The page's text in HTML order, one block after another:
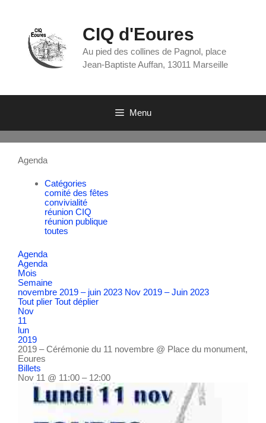
CIQ d'Eoures
Au pied des collines de Pagnol, place
Jean-Baptiste Auffan, 13011 Marseille
Menu
Agenda
Catégories
comité des fêtes
convivialité
réunion CIQ
réunion publique
toutes
Agenda
Agenda
Mois
Semaine
novembre 2019 – juin 2023 Nov 2019 – Juin 2023
Tout plier Tout déplier
Nov
11
lun
2019
2019 – Cérémonie du 11 novembre @ Place du monument,
Eoures
Billets
Nov 11 @ 11:00 – 12:00